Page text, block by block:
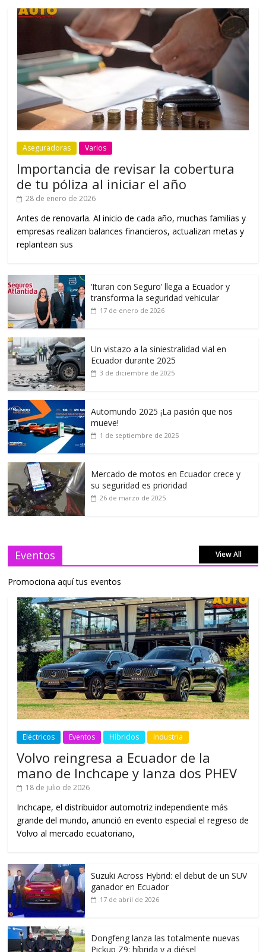
Aseguradoras Varios
Importancia de revisar la cobertura
de tu póliza al iniciar el año
28 de enero de 2026
Antes de renovarla. Al inicio de cada año, muchas familias y
empresas realizan balances financieros, actualizan metas y
replantean sus
‘Ituran con Seguro’ llega a Ecuador y
transforma la seguridad vehicular
17 de enero de 2026
Un vistazo a la siniestralidad vial en
Ecuador durante 2025
3 de diciembre de 2025
Automundo 2025 ¡La pasión que nos
mueve!
1 de septiembre de 2025
Mercado de motos en Ecuador crece y
su seguridad es prioridad
26 de marzo de 2025
Eventos View All
Promociona aquí tus eventos
Eléctricos Eventos Híbridos Industria
Volvo reingresa a Ecuador de la
mano de Inchcape y lanza dos PHEV
18 de julio de 2026
Inchcape, el distribuidor automotriz independiente más
grande del mundo, anunció en evento especial el regreso de
Volvo al mercado ecuatoriano,
Suzuki Across Hybrid: el debut de un SUV
ganador en Ecuador
17 de abril de 2026
Dongfeng lanza las totalmente nuevas
Pickup Z9: híbrida y a diésel